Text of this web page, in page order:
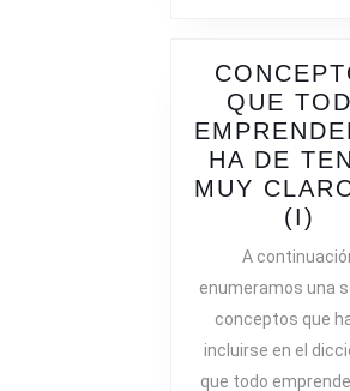
QUE
HA DE
MUY
(I)
HA
DE
A
enumeramos una
conceptos que
incluirse en el
que todo